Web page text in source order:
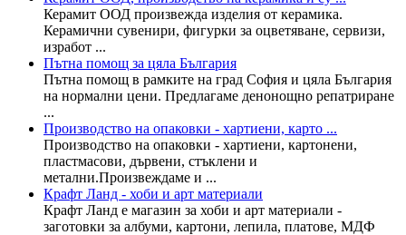
Керамит ООД произвежда изделия от керамика.
Керамични сувенири, фигурки за оцветяване, сервизи,
изработ ...
Пътна помощ за цяла България
Пътна помощ в рамките на град София и цяла България
на нормални цени. Предлагаме денонощно репатриране
...
Производство на опаковки - хартиени, карто ...
Производство на опаковки - хартиени, картонени,
пластмасови, дървени, стъклени и
метални.Произвеждаме и ...
Крафт Ланд - хоби и арт материали
Крафт Ланд е магазин за хоби и арт материали -
заготовки за албуми, картони, лепила, платове, МДФ